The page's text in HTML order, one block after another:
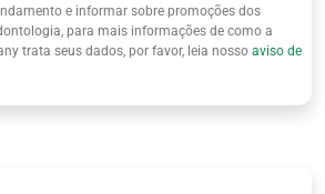
e informar sobre promoções dos
para mais informações de como a
trata seus dados, por favor, leia nossoaviso de